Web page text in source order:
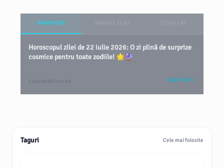
HOROSCOP
Horoscopul zilei de 22 iulie 2026: O zi plină de surprize
cosmice pentru toate zodiile! 🌟🔮
2 săptămâni în urmă VEZI TOT
Taguri Cele mai folosite